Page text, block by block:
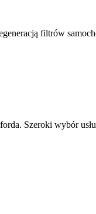
filtrów
Szeroki wybór